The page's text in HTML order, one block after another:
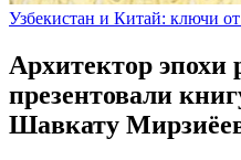
Узбекистан и Китай: ключи
Архитектор
презентовали
Шавкату